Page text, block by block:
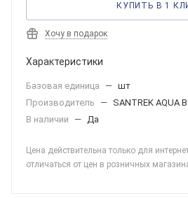
КУПИТЬ В 1
Хочу в подарок
Характеристики
Базовая единица — шт
Производитель
— SANTREK AQUA
В наличии
— Да
Цена действительна только для
отличаться от цен в розничных